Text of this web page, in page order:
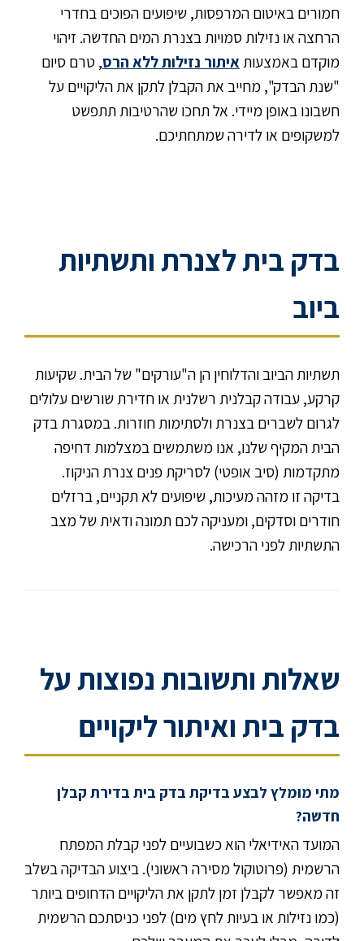
חמורים באיטום המרפסות, שיפועים הפוכים בחדרי
הרחצה או נזילות סמויות בצנרת המים החדשה. זיהוי
מוקדם באמצעותאיתור נזילות ללא הרס, טרם סיום
"שנת הבדק", מחייב את הקבלן לתקן את הליקויים על
חשבונו באופן מיידי. אל תחכו שהרטיבות תתפשט
למשקופים או לדירה שמתחתיכם.
בדק בית לצנרת ותשתיות
ביוב
תשתיות הביוב והדלוחין הן ה"עורקים" של הבית. שקיעות
קרקע, עבודה קבלנית רשלנית או חדירת שורשים עלולים
לגרום לשברים בצנרת ולסתימות חוזרות. במסגרת בדק
הבית המקיף שלנו, אנו משתמשים במצלמות דחיפה
מתקדמות (סיב אופטי) לסריקת פנים צנרת הניקוז.
בדיקה זו מזהה מעיכות, שיפועים לא תקניים, ברזלים
חודרים וסדקים, ומעניקה לכם תמונה ודאית של מצב
התשתיות לפני הרכישה.
שאלות ותשובות נפוצות על
בדק בית ואיתור ליקויים
מתי מומלץ לבצע בדיקת בדק בית בדירת קבלן
חדשה?
המועד האידיאלי הוא כשבועיים לפני קבלת המפתח
הרשמית (פרוטוקול מסירה ראשוני). ביצוע הבדיקה בשלב
זה מאפשר לקבלן זמן לתקן את הליקויים הדחופים ביותר
(כמו נזילות או בעיות לחץ מים) לפני כניסתכם הרשמית